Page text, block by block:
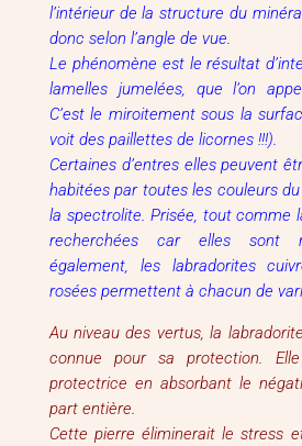
l’intérieur de la structure du
donc selon l’angle de vue.
Le phénomène est le résultat
lamelles jumelées, que l’on
C’est le miroitement sous la
voit des paillettes de licornes !!!).
Certaines d’entres elles peuvent
habitées par toutes les couleurs
la spectrolite. Prisée, tout comme
recherchées car elles sont
également, les labradorites
rosées permettent à chacun de
Au niveau des vertus, la
connue pour sa protection.
protectrice en absorbant le
part entière.
Cette pierre éliminerait le stress